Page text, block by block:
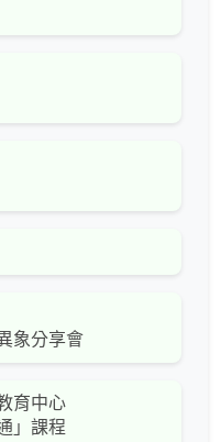
象分享會
育中心
」課程